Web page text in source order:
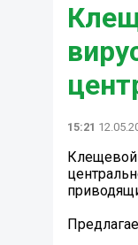
15:21
Клещевой